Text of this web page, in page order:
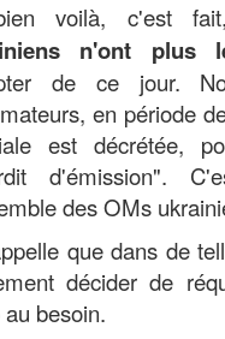
voilà, c'est
n'ont plus
de ce jour.
en période
est décrétée,
d'émission".
des OMs
que dans de
décider de
besoin.